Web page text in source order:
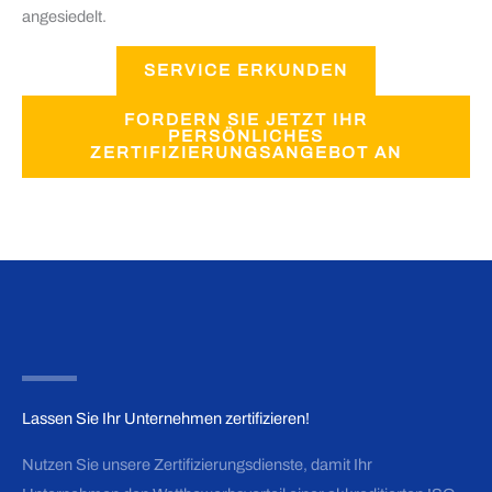
angesiedelt.
SERVICE ERKUNDEN
FORDERN SIE JETZT IHR
PERSÖNLICHES
ZERTIFIZIERUNGSANGEBOT AN
Lassen Sie Ihr Unternehmen zertifizieren!
Nutzen Sie unsere Zertifizierungsdienste, damit Ihr